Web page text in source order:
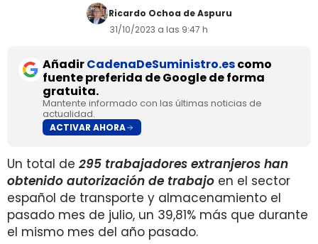
Ricardo Ochoa de Aspuru
31/10/2023 a las 9:47 h
AñadirCadenaDeSuministro.escomo
fuente preferida de Google de forma
gratuita.
Mantente informado con las últimas noticias de
actualidad.
ACTIVAR AHORA
Un total de 295 trabajadores extranjeros han
obtenido autorización de trabajo en el sector
español de transporte y almacenamiento el
pasado mes de julio, un 39,81% más que durante
el mismo mes del año pasado.